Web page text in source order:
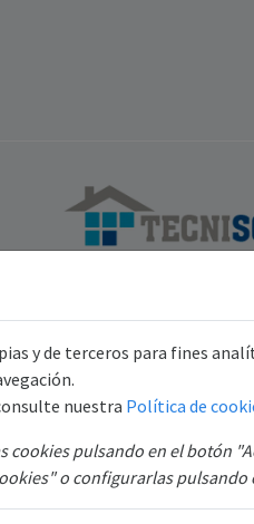
y de terceros para fines
nuestra Política de
cookies pulsando en el botón
o configurarlas